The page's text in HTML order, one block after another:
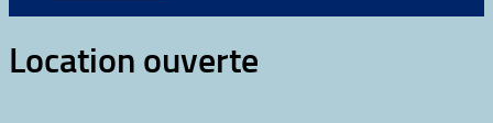
Location ouverte